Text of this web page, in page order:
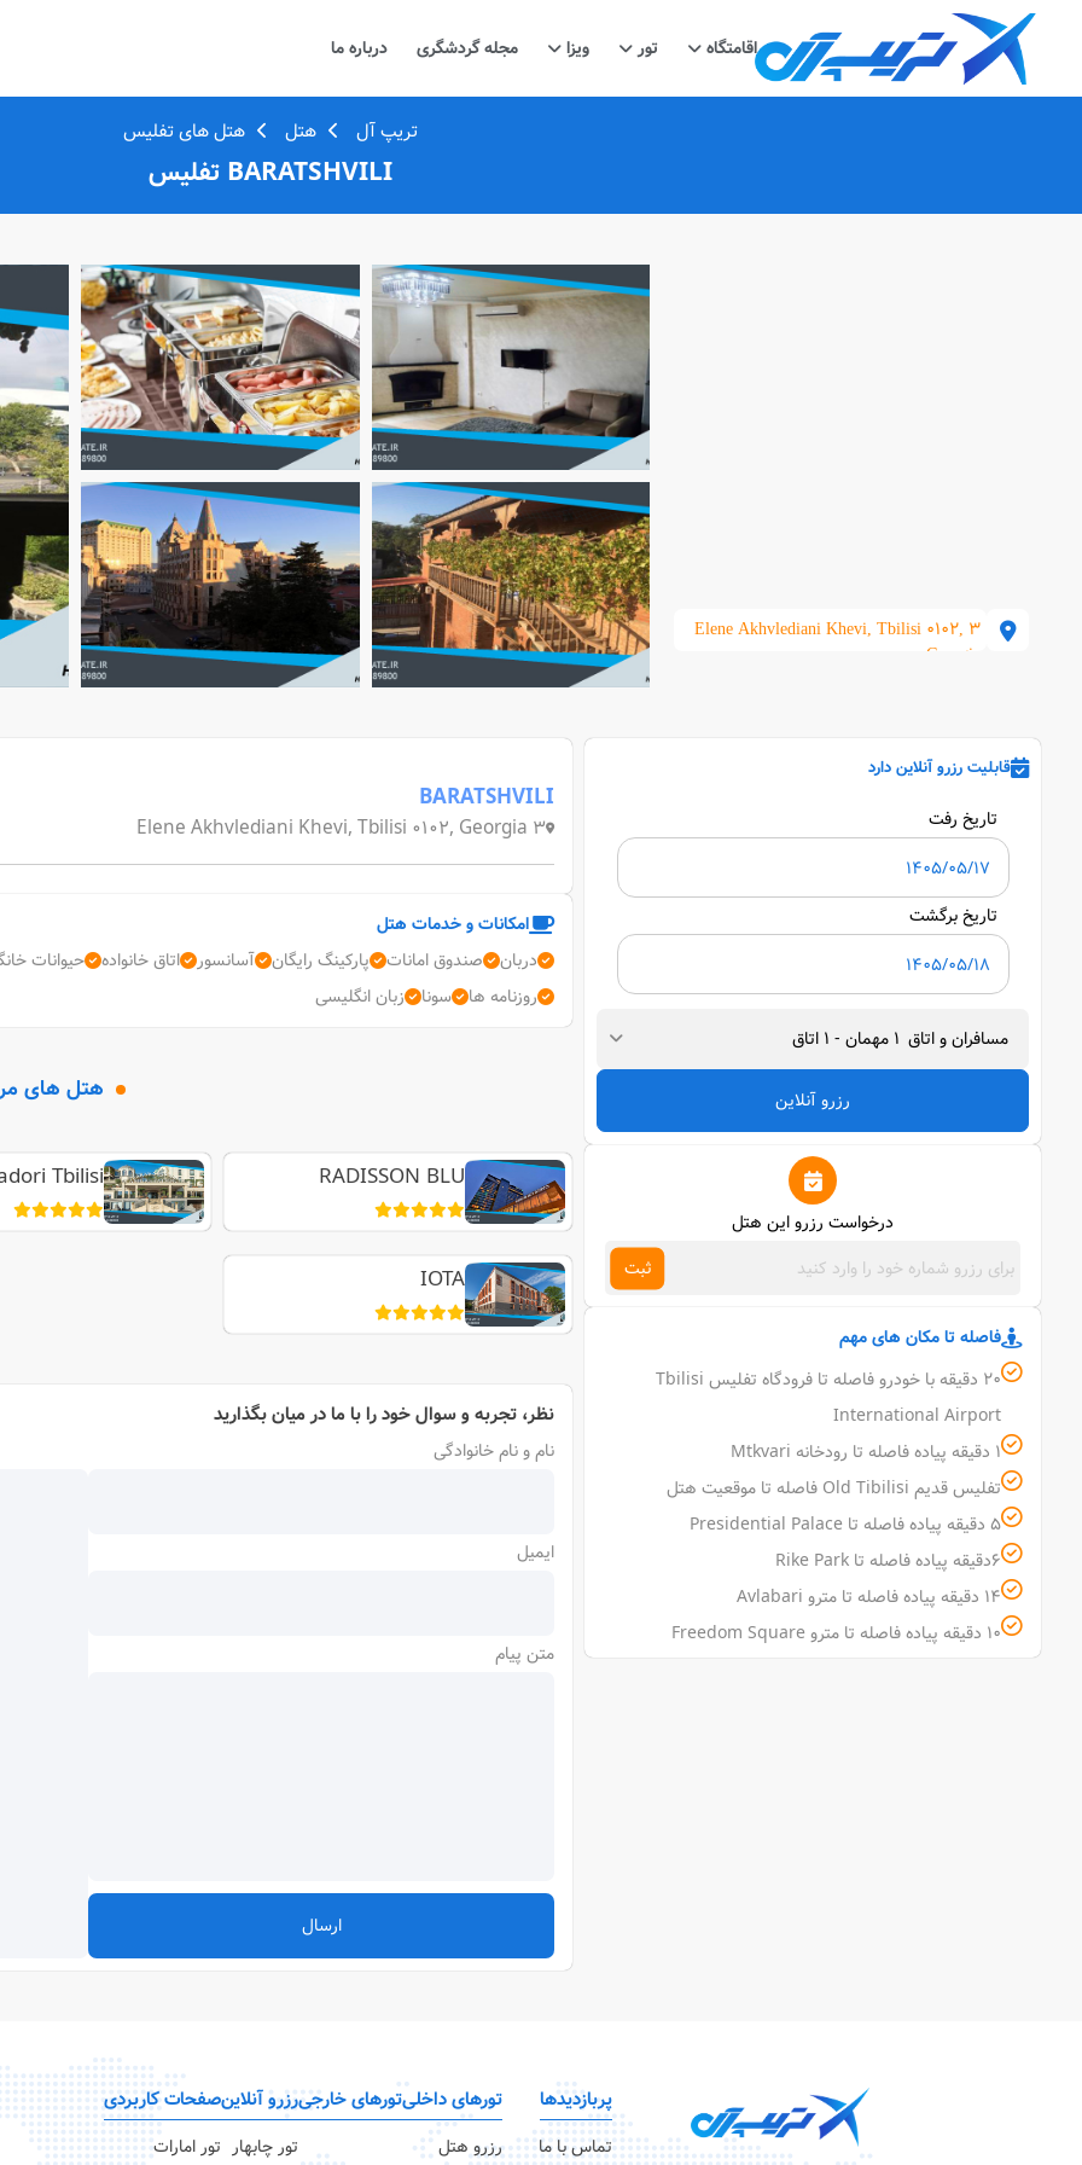
اقامتگاه تور ویزا مجله گردشگری درباره ما
تریپ آل هتل هتل های تفلیس
BARATSHVILI تفلیس
3 Elene Akhvlediani Khevi, Tbilisi 0102,
Georgia
قابلیت رزرو آنلاین دارد
تاریخ رفت
تاریخ برگشت
مسافران و اتاق 1 مهمان -
1 اتاق
رزرو آنلاین
درخواست رزرو این هتل
ثبت
فاصله تا مکان های مهم
20 دقیقه با خودرو فاصله تا فرودگاه تفلیس Tbilisi
International Airport
1 دقیقه پیاده فاصله تا رودخانه Mtkvari
تفلیس قدیم Old Tibilisi فاصله تا موقعیت هتل
5 دقیقه پیاده فاصله تا Presidential Palace
6دقیقه پیاده فاصله تا Rike Park
14 دقیقه پیاده فاصله تا مترو Avlabari
10 دقیقه پیاده فاصله تا مترو Freedom Square
BARATSHVILI
3 Elene Akhvlediani Khevi, Tbilisi 0102, Georgia
امکانات و خدمات هتل
دربان
صندوق امانات پارکینگ رایگان آسانسور اتاق خانواده حیوانات
روزنامه ها
سونا زبان انگلیسی
هتل های
RADISSON BLU
Tbilisi
IOTA
نظر، تجربه و سوال خود را با ما در میان بگذارید
نام و نام خانوادگی
ایمیل
متن پیام
ارسال
پربازدیدها
تماس با ما
تورهای داخلی
رزرو هتل
تورهای خارجیرزرو آنلاین
تور چابهار
صفحات کاربردی
تور امارات